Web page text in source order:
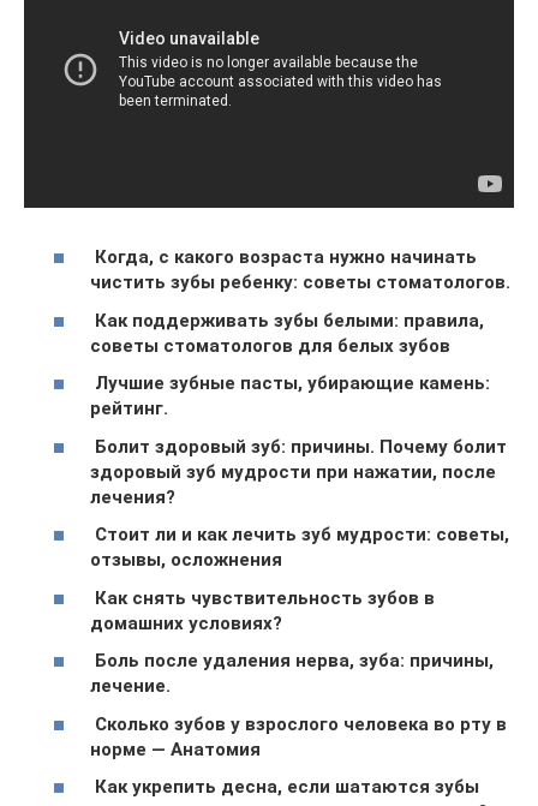
Когда, с какого возраста нужно начинать
чистить зубы ребенку: советы стоматологов.
Как поддерживать зубы белыми: правила,
советы стоматологов для белых зубов
Лучшие зубные пасты, убирающие камень:
рейтинг.
Болит здоровый зуб: причины. Почему болит
здоровый зуб мудрости при нажатии, после
лечения?
Стоит ли и как лечить зуб мудрости: советы,
отзывы, осложнения
Как снять чувствительность зубов в
домашних условиях?
Боль после удаления нерва, зуба: причины,
лечение.
Сколько зубов у взрослого человека во рту в
норме — Анатомия
Как укрепить десна, если шатаются зубы